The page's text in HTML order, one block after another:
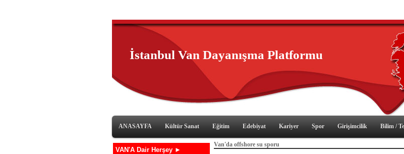
İstanbul Van Dayanışma Platformu
ANASAYFA Kültür Sanat Eğitim Edebiyat Kariyer Spor Girişimcilik Bilim /
VAN'A Dair Herşey ►
Van'da offshore su sporu